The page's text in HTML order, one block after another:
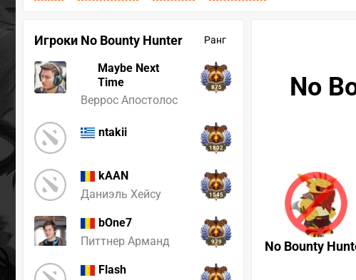
Игроки No Bounty Hunter Ранг
Maybe Next
Time
Веррос Апостолос
875
ntakii
1802
kAAN
Даниэль Хейсу
1545
bOne7
Питтнер Арманд
979
Flash
No
No Bounty